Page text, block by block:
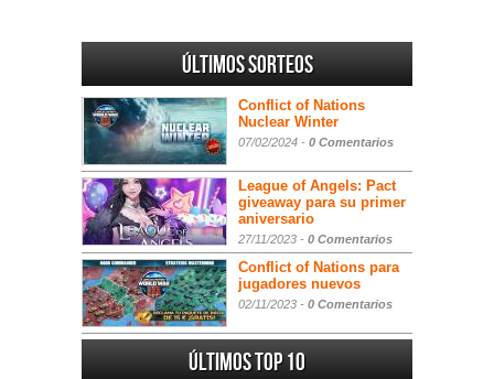
Últimos sorteos
Conflict of Nations
Nuclear Winter
07/02/2024 - 0 Comentarios
League of Angels: Pact
giveaway para su primer
aniversario
27/11/2023 - 0 Comentarios
Conflict of Nations para
jugadores nuevos
02/11/2023 - 0 Comentarios
Últimos Top 10